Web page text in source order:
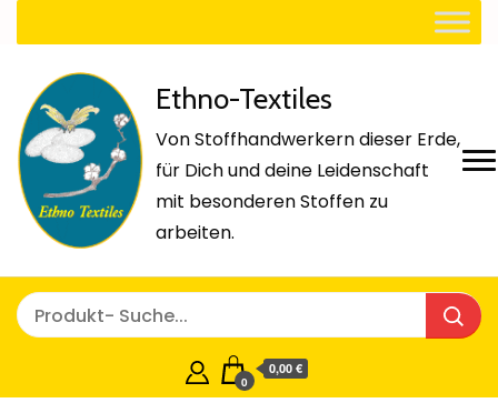
Ethno-Textiles
Von Stoffhandwerkern dieser Erde,
für Dich und deine Leidenschaft
mit besonderen Stoffen zu
arbeiten.
0
0,00 €